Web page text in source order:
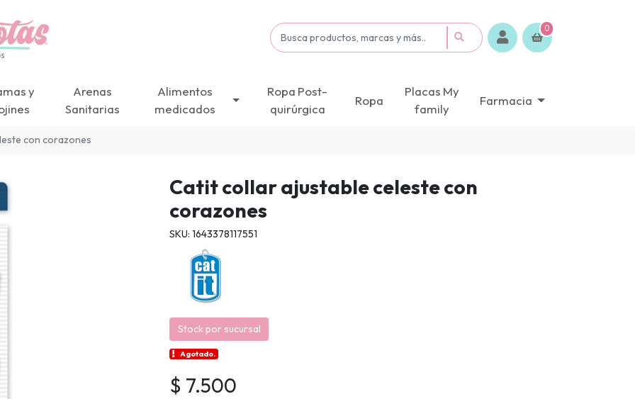
0
y
Arenas
Sanitarias
Alimentos
medicados
Ropa Post-
quirúrgica
Ropa
Placas My
family
Farmacia
con corazones
Catit collar ajustable celeste con
corazones
SKU: 1643378117551
Stock por sucursal
Agotado.
$ 7.500